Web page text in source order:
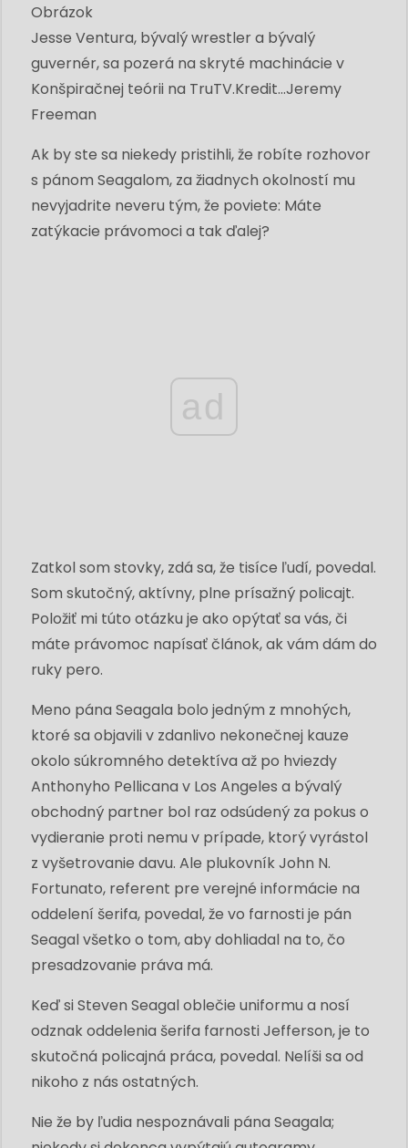
Obrázok
Jesse Ventura, bývalý wrestler a bývalý
guvernér, sa pozerá na skryté machinácie v
Konšpiračnej teórii na TruTV.Kredit...Jeremy
Freeman
Ak by ste sa niekedy pristihli, že robíte rozhovor
s pánom Seagalom, za žiadnych okolností mu
nevyjadrite neveru tým, že poviete: Máte
zatýkacie právomoci a tak ďalej?
ad
Zatkol som stovky, zdá sa, že tisíce ľudí, povedal.
Som skutočný, aktívny, plne prísažný policajt.
Položiť mi túto otázku je ako opýtať sa vás, či
máte právomoc napísať článok, ak vám dám do
ruky pero.
Meno pána Seagala bolo jedným z mnohých,
ktoré sa objavili v zdanlivo nekonečnej kauze
okolo súkromného detektíva až po hviezdy
Anthonyho Pellicana v Los Angeles a bývalý
obchodný partner bol raz odsúdený za pokus o
vydieranie proti nemu v prípade, ktorý vyrástol
z vyšetrovanie davu. Ale plukovník John N.
Fortunato, referent pre verejné informácie na
oddelení šerifa, povedal, že vo farnosti je pán
Seagal všetko o tom, aby dohliadal na to, čo
presadzovanie práva má.
Keď si Steven Seagal oblečie uniformu a nosí
odznak oddelenia šerifa farnosti Jefferson, je to
skutočná policajná práca, povedal. Nelíši sa od
nikoho z nás ostatných.
Nie že by ľudia nespoznávali pána Seagala;